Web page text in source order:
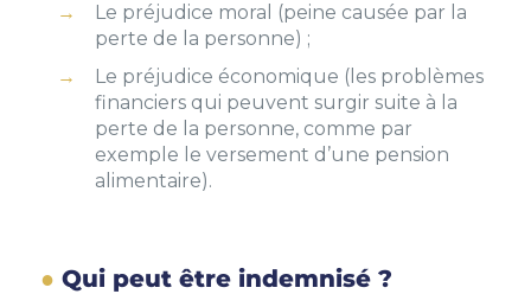
Le préjudice moral (peine causée par la
perte de la personne) ;
Le préjudice économique (les problèmes
financiers qui peuvent surgir suite à la
perte de la personne, comme par
exemple le versement d’une pension
alimentaire).
Qui peut être indemnisé ?